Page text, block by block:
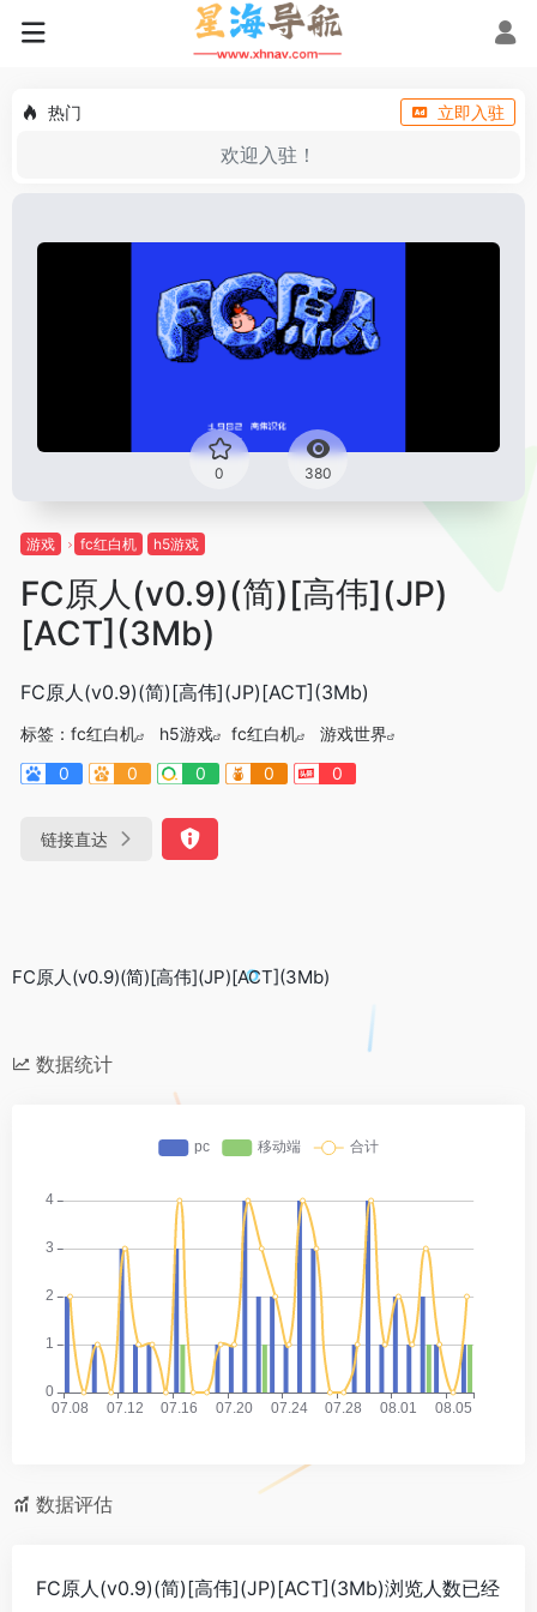
热门 立即入驻
欢迎入驻！
0 380
游戏 fc红白机 h5游戏
FC原人(v0.9)(简)[高伟](JP)
[ACT](3Mb)
FC原人(v0.9)(简)[高伟](JP)[ACT](3Mb)
标签： fc红白机 h5游戏 fc红白机
游戏世界
0
0 0 0 0
链接直达
FC原人(v0.9)(简)[高伟](JP)[ACT](3Mb)
数据统计
数据评估
FC原人(v0.9)(简)[高伟](JP)[ACT](3Mb)浏览人数已经